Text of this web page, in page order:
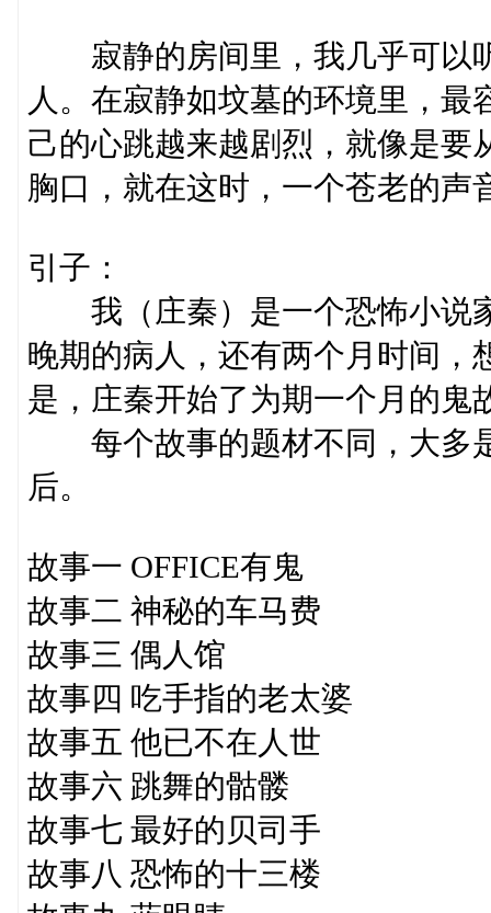
寂静的房间里，我几乎可以
人。在寂静如坟墓的环境里，
己的心跳越来越剧烈，就像是要
胸口，就在这时，一个苍老的
引子：
我（庄秦）是一个恐怖小说
晚期的病人，还有两个月时间，
是，庄秦开始了为期一个月的鬼
每个故事的题材不同，大多
后。
故事一 OFFICE有鬼
故事二 神秘的车马费
故事三 偶人馆
故事四 吃手指的老太婆
故事五 他已不在人世
故事六 跳舞的骷髅
故事七 最好的贝司手
故事八 恐怖的十三楼